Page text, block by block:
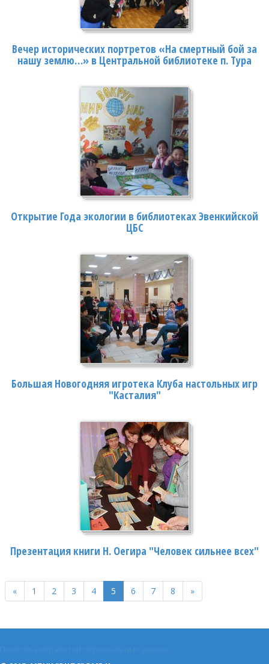
Вечер исторических портретов «На смертный бой за
нашу землю…» в Центральной библиотеке п. Тура
Открытие Года экологии в библиотеках Эвенкийской
ЦБС
Большая Новогодняя игротека Клуба настольных игр
"Касталия"
Презентация книги Н. Оегира "Человек сильнее всех"
« 1 2 3 4 5 6 7 8 »